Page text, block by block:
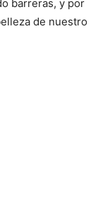
barreras, y por
de nuestro